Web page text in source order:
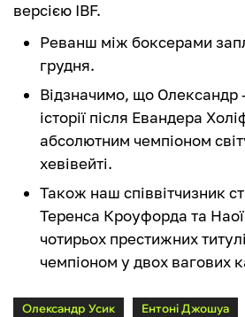
версією IBF.
Реванш між боксерами
грудня.
Відзначимо, що Олександр
історії після Евандера
абсолютним чемпіоном
хевівейті.
Також наш співвітчизник
Теренса Кроуфорда та
чотирьох престижних
чемпіоном у двох вагових
Олександр Усик Ентоні Джошуа